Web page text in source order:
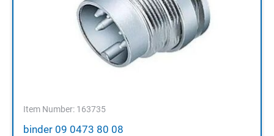
Item Number: 163735
binder 09 0473 80 08